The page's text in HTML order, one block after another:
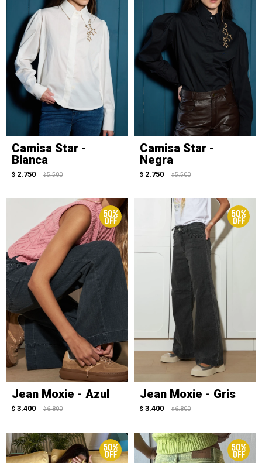
Camisa Star -
Blanca
$ 2.750 $ 5.500
Camisa Star -
Negra
$ 2.750 $ 5.500
Jean Moxie - Azul
$ 3.400 $ 6.800
Jean Moxie - Gris
$ 3.400 $ 6.800